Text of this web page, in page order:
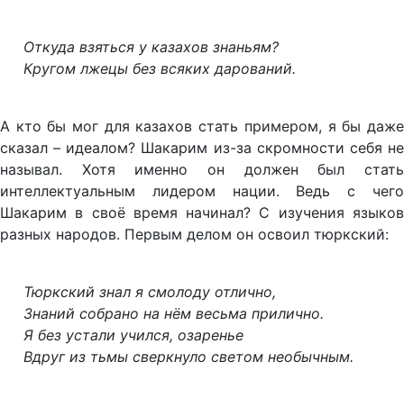
Откуда взяться у казахов знаньям?
Кругом лжецы без всяких дарований.
А кто бы мог для казахов стать примером, я бы даже
сказал – идеалом? Шакарим из-за скромности себя не
называл. Хотя именно он должен был стать
интеллектуальным лидером нации. Ведь с чего
Шакарим в своё время начинал? С изучения языков
разных народов. Первым делом он освоил тюркский:
Тюркский знал я смолоду отлично,
Знаний собрано на нём весьма прилично.
Я без устали учился, озаренье
Вдруг из тьмы сверкнуло светом необычным.